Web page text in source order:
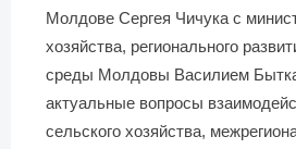
Молдове Сергея Чичука с
хозяйства, регионального
среды Молдовы Василием
актуальные вопросы
сельского хозяйства,